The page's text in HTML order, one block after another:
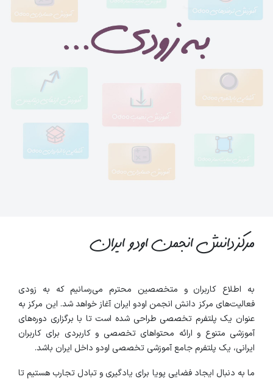
مرکز دانشانجمن اودوایران
به اطلاع کاربران و متخصصین محترم می‌رسانیم که به زودی
فعالیت‌های مرکز دانش انجمن اودو ایران آغاز خواهد شد. این مرکز به
عنوان یک پلتفرم تخصصی طراحی شده است تا با برگزاری دوره‌های
آموزشی متنوع و ارائه محتواهای تخصصی و کاربردی برای کاربران
ایرانی، یک پلتفرم جامع آموزشی تخصصی اودو داخل ایران باشد.
ما به دنبال ایجاد فضایی پویا برای یادگیری و تبادل تجارب هستیم تا